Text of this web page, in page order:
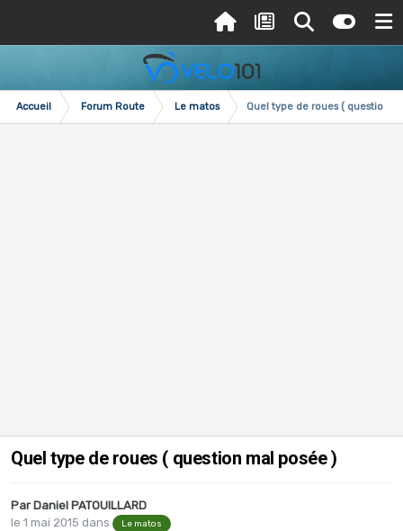
Accueil Forum Route Le matos Quel type de roues ( question
Quel type de roues ( question mal posée )
Par Daniel PATOUILLARD
le 1 mai 2015 dans Le matos